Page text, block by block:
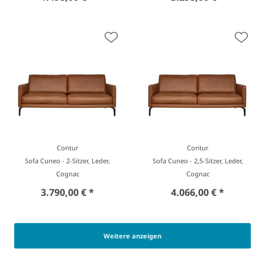
Contur
Sofa Cuneo - 2-Sitzer, Leder,
Cognac
3.790,00 € *
Contur
Sofa Cuneo - 2,5-Sitzer, Leder,
Cognac
4.066,00 € *
Weitere anzeigen